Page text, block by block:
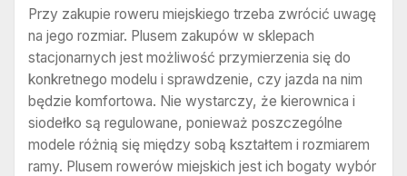
Przy zakupie roweru miejskiego trzeba zwrócić uwagę
na jego rozmiar. Plusem zakupów w sklepach
stacjonarnych jest możliwość przymierzenia się do
konkretnego modelu i sprawdzenie, czy jazda na nim
będzie komfortowa. Nie wystarczy, że kierownica i
siodełko są regulowane, ponieważ poszczególne
modele różnią się między sobą kształtem i rozmiarem
ramy. Plusem rowerów miejskich jest ich bogaty wybór